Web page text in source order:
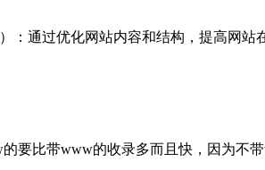
：通过优化网站内容和结构，提高网站
要比带www的收录多而且快，因为不